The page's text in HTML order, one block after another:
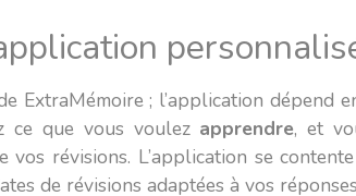
ExtraMémoire ; l’application dépend
ce que vous voulez apprendre, et
révisions. L’application se
de révisions adaptées à vos